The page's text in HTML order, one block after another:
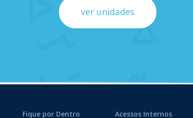
ver unidades
Fique por Dentro Acessos Internos